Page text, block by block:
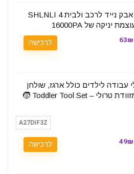
💨 שואב אבק נייד לרכב ולבית SHLNLI 4
לרכישה
עבודה לילדים כולל ארגז, שולחן
עבודה ומזוודת טרולי – Toddler Tool Set 🧒
A27DIF3Z
לרכישה